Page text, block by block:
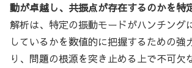
動が卓越し、共振点が存在するのかを特
解析は、特定の振動モードがハンチング
しているかを数値的に把握するための強
り、問題の根源を突き止める上で不可欠